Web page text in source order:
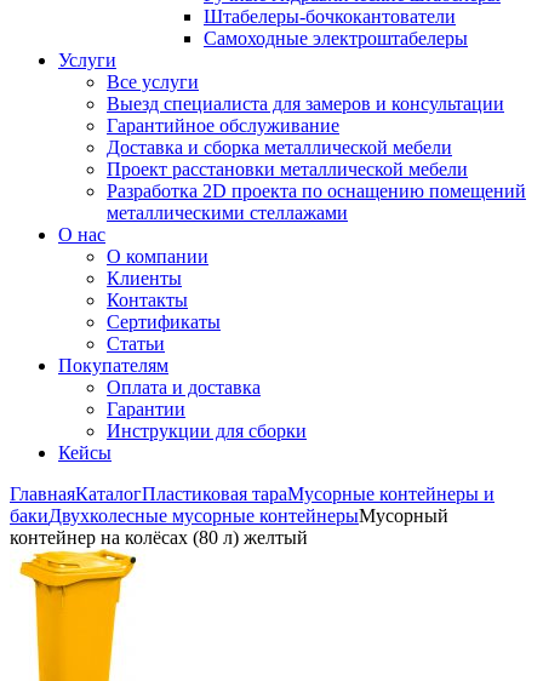
Штабелеры-бочкокантователи
Самоходные электроштабелеры
Услуги
Все услуги
Выезд специалиста для замеров и консультации
Гарантийное обслуживание
Доставка и сборка металлической мебели
Проект расстановки металлической мебели
Разработка 2D проекта по оснащению помещений
металлическими стеллажами
О нас
О компании
Клиенты
Контакты
Сертификаты
Статьи
Покупателям
Оплата и доставка
Гарантии
Инструкции для сборки
Кейсы
ГлавнаяКаталогПластиковая тараМусорные контейнеры и
бакиДвухколесные мусорные контейнерыМусорный
контейнер на колёсах (80 л) желтый